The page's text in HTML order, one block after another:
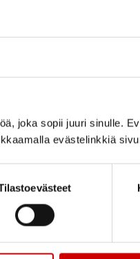
joka sopii juuri sinulle.
evästelinkkiä
kanssa on jo
elinluovutusten
sitä kautta
aina MM-kisatasolle